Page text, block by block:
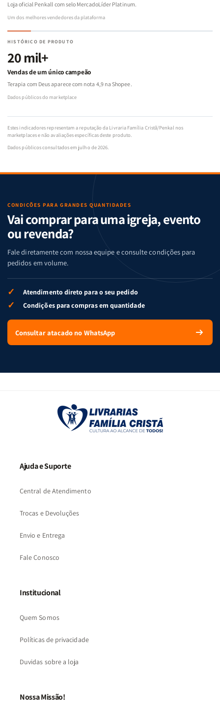
Loja oficial Penkall com selo MercadoLíder Platinum.
Um dos melhores vendedores da plataforma
HISTÓRICO DE PRODUTO
20 mil+
Vendas de um único campeão
Terapia com Deus aparece com nota 4,9 na Shopee.
Dados públicos do marketplace
Estes indicadores representam a reputação da Livraria Família Cristã/Penkal nos
marketplaces e não avaliações específicas deste produto.
Dados públicos consultados em julho de 2026.
CONDIÇÕES PARA GRANDES QUANTIDADES
Vai comprar para uma igreja, evento
ou revenda?
Fale diretamente com nossa equipe e consulte condições para
pedidos em volume.
✓ Atendimento direto para o seu pedido
✓ Condições para compras em quantidade
Consultar atacado no WhatsApp
Ajuda e Suporte
Central de Atendimento
Trocas e Devoluções
Envio e Entrega
Fale Conosco
Institucional
Quem Somos
Políticas de privacidade
Duvidas sobre a loja
Nossa Missão!